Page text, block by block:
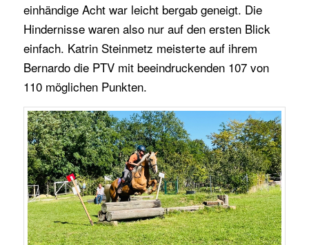
einhändige Acht war leicht bergab geneigt. Die
Hindernisse waren also nur auf den ersten Blick
einfach. Katrin Steinmetz meisterte auf ihrem
Bernardo die PTV mit beeindruckenden 107 von
110 möglichen Punkten.